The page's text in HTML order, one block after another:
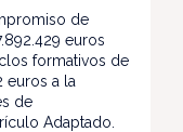
de
euros
formativos de
euros a la
de
Adaptado.